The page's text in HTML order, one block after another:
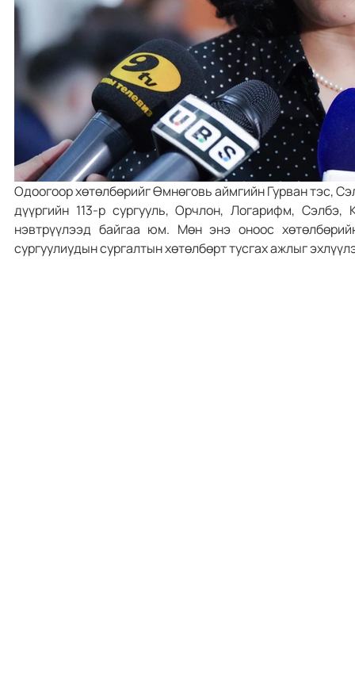
Одоогоор хөтөлбөрийг Өмнөговь аймгийн Гурван тэс,
дүүргийн 113-р сургууль, Орчлон, Логарифм, Сэлбэ,
нэвтрүүлээд байгаа юм. Мөн энэ оноос
сургуулиудын сургалтын хөтөлбөрт тусгах ажлыг